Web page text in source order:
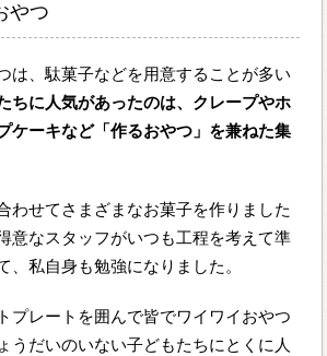
やつ
は、駄菓子などを用意することが多い
ちに人気があったのは、クレープやホ
ケーキなど「作るおやつ」を兼ねた集
わせてさまざまなお菓子を作りました
意なスタッフがいつも工程を考えて準
、私自身も勉強になりました。
プレートを囲んで皆でワイワイおやつ
うだいのいない子どもたちにとくに人